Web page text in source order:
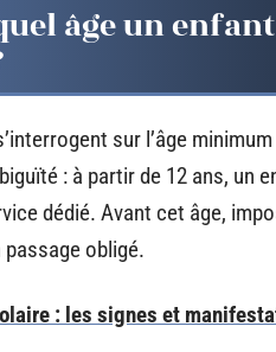
âge un
sur l’âge
: à partir de 12 ans, un
dédié. Avant cet âge,
passage obligé.
: les signes et